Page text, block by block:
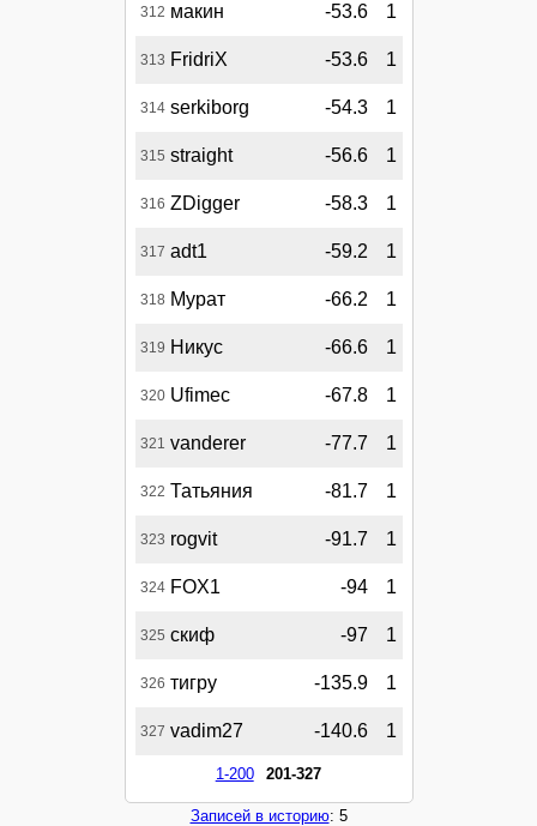
312 макин -53.6 1
313 FridriX -53.6 1
314 serkiborg -54.3 1
315 straight -56.6 1
316 ZDigger -58.3 1
317 adt1 -59.2 1
318 Мурат -66.2 1
319 Никус -66.6 1
320 Ufimec -67.8 1
321 vanderer -77.7 1
322 Татьяния -81.7 1
323 rogvit -91.7 1
324 FOX1 -94 1
325 скиф -97 1
326 тигру -135.9 1
327 vadim27 -140.6 1
1-200 201-327
Записей в историю: 5